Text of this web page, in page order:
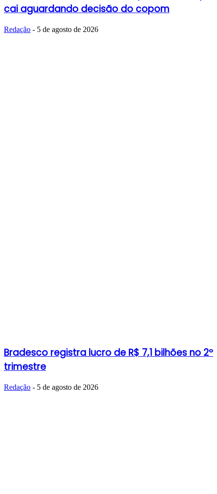
cai aguardando decisão do copom
Redação - 5 de agosto de 2026
Bradesco registra lucro de R$ 7,1 bilhões no 2º
trimestre
Redação - 5 de agosto de 2026